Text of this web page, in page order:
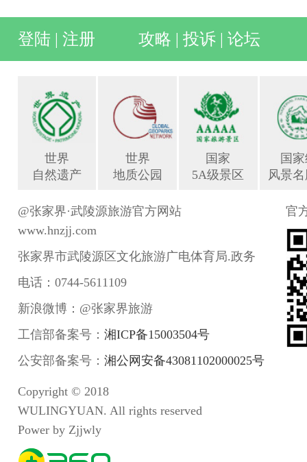
登陆| 注册 攻略 | 投诉| 论坛
世界
自然遗产
世界
地质公园
国家
5A级景区
国
风景
@张家界·武陵源旅游官方网站
www.hnzjj.com
张家界市武陵源区文化旅游广电体育局.政务
电话：0744-5611109
新浪微博：@张家界旅游
工信部备案号： 湘ICP备15003504号
公安部备案号： 湘公网安备43081102000025号
Copyright © 2018
WULINGYUAN. All rights reserved
Power by Zjjwly
官